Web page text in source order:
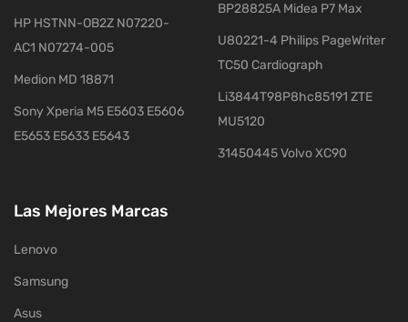
HP HSTNN-OB2Z N07220-
AC1 N07274-005
Medion MD 18871
Sony Xperia M5 E5603 E5606
E5653 E5633 E5643
BP28825A Midea P7 Max
U80221-4 Philips PageWriter
TC50 Cardiograph
Li3844T98P8hc85191 ZTE
MU5120
31450445 Volvo XC90
Las Mejores Marcas
Lenovo
Samsung
Asus